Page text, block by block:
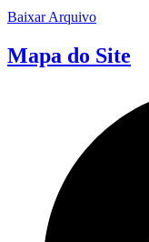
Baixar Arquivo
Mapa do Site